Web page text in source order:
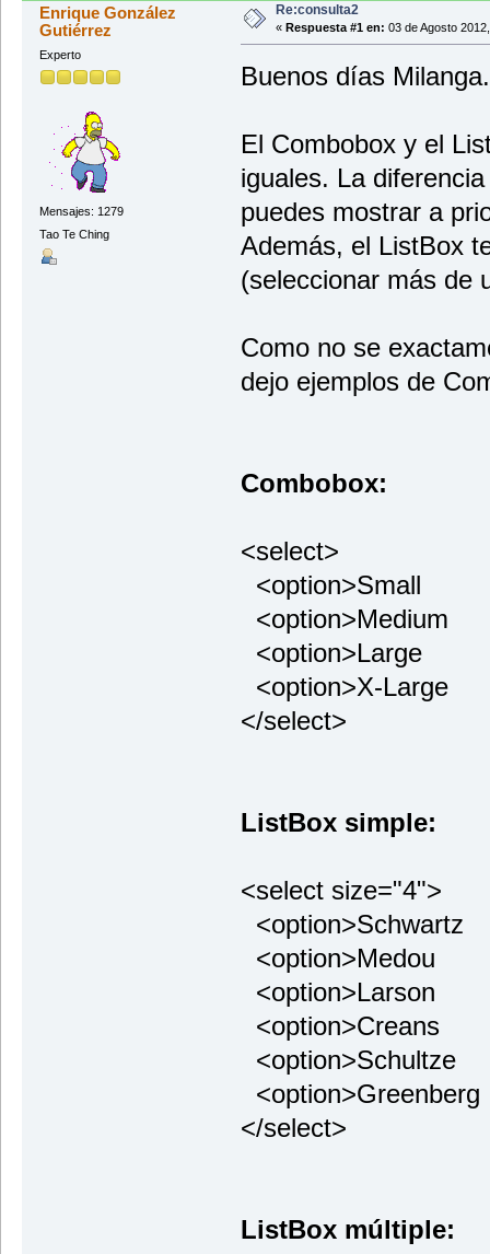
Enrique González
Gutiérrez
Experto
Mensajes: 1279
Tao Te Ching
Re:consulta2
« Respuesta #1 en: 03 de Agosto
Buenos días Milanga.
El Combobox y el
iguales. La
puedes mostrar a
Además, el ListBox
(seleccionar más de
Como no se
dejo ejemplos de
Combobox:
<select>
<option>Small
<option>Medium
<option>Large
<option>X-Large
</select>
ListBox simple:
<select size="4">
<option>Schwartz
<option>Medou
<option>Larson
<option>Creans
<option>Schultze
<option>Greenberg
</select>
ListBox múltiple: